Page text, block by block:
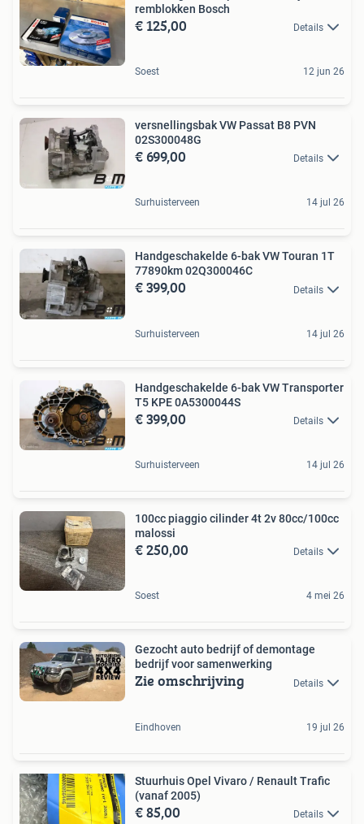
remblokken Bosch
€ 125,00 Details
Soest 12 jun 26
versnellingsbak VW Passat B8 PVN
02S300048G
€ 699,00 Details
Surhuisterveen 14 jul 26
Handgeschakelde 6-bak VW Touran 1T
77890km 02Q300046C
€ 399,00 Details
Surhuisterveen 14 jul 26
Handgeschakelde 6-bak VW Transporter
T5 KPE 0A5300044S
€ 399,00 Details
Surhuisterveen 14 jul 26
100cc piaggio cilinder 4t 2v 80cc/100cc
malossi
€ 250,00 Details
Soest 4 mei 26
Gezocht auto bedrijf of demontage
bedrijf voor samenwerking
Zie omschrijving Details
Eindhoven 19 jul 26
Stuurhuis Opel Vivaro / Renault Trafic
(vanaf 2005)
€ 85,00 Details